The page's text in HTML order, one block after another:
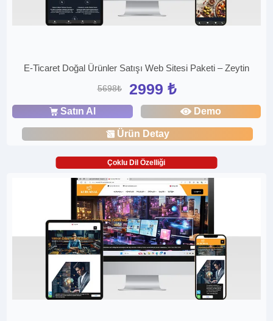
E-Ticaret Doğal Ürünler Satışı Web Sitesi Paketi – Zeytin
5698₺ 2999 ₺
Satın Al Demo
Ürün Detay
Çoklu Dil Özelliği